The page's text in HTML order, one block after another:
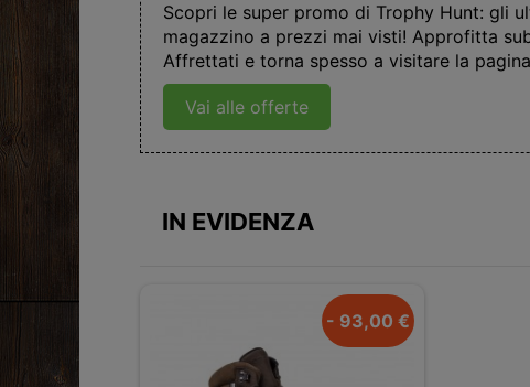
Scopri le super promo di Trophy Hunt: gli
magazzino a prezzi mai visti! Approfitta
Affrettati e torna spesso a visitare la
Vai alle offerte
IN EVIDENZA
- 93,00 €